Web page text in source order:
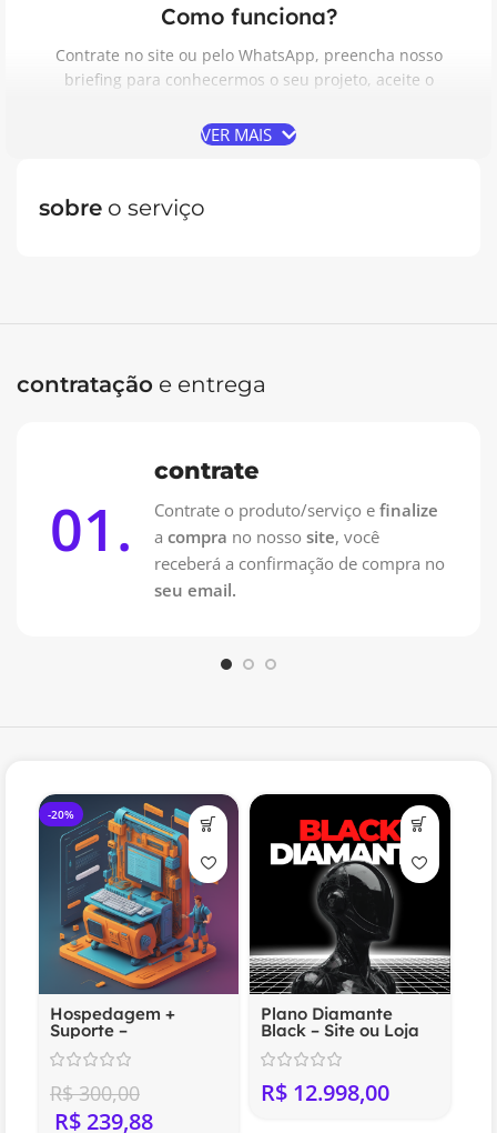
Como funciona?
Contrate no site ou pelo WhatsApp, preencha nosso
briefing para conhecermos o seu projeto, aceite o
as etapas do desenvolvimento e receba do seu jeito.
Oferta Especial: Vai pagar no PIX?
VER MAIS
sobre o serviço
contratação e entrega
01.
contrate
Contrate o produto/serviço efinalize
acompra no nossosite, você
receberá a confirmação de compra no
seu email.
-20%
Hospedagem +
Suporte –
Compartilhada
(Anual)
R$300,00
R$ 239,88
Plano Diamante
Black – Site ou Loja
Virtual Profissional
R$